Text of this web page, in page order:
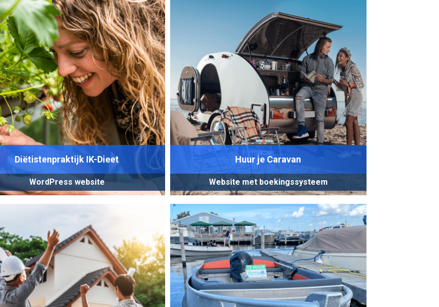
Diëtistenpraktijk IK-Dieet
WordPress website
Huur je Caravan
Website met boekingssysteem